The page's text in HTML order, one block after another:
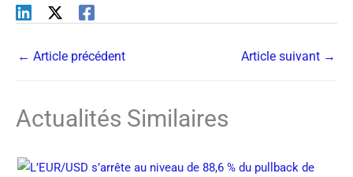
← Article précédent Article suivant →
Actualités Similaires